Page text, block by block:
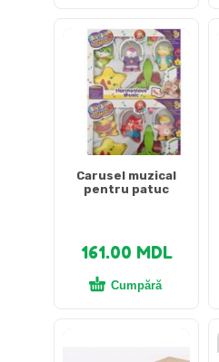
Carusel muzical
pentru patuc
161.00 MDL
Cumpără